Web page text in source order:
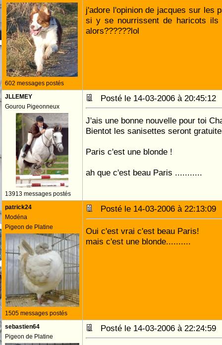
602 messages postés
j'adore l'opinion de jacques sur les
si y se nourrissent de haricots ils
alors??????lol
JLLEMEY
Gourou Pigeonneux
13913 messages postés
Posté le 14-03-2006 à
J'ais une bonne nouvelle pour toi
Bientot les sanisettes seront
Paris c'est une blonde !
ah que c'est beau Paris ...........
patrick24
Modéna
Pigeon de Platine
1505 messages postés
Posté le 14-03-2006 à
Oui c'est vrai c'est beau Paris!
mais c'est une blonde..........
sebastien64
Pigeon de Platine
Posté le 14-03-2006 à